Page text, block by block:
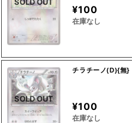
¥100
在庫なし
SOLD OUT
チラチーノ(D){無}
¥100
在庫なし